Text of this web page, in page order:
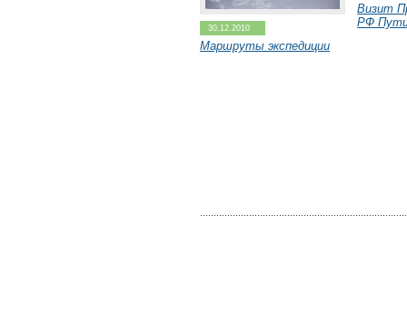
30.12.2010
Маршруты экспедиции
Визит
РФ